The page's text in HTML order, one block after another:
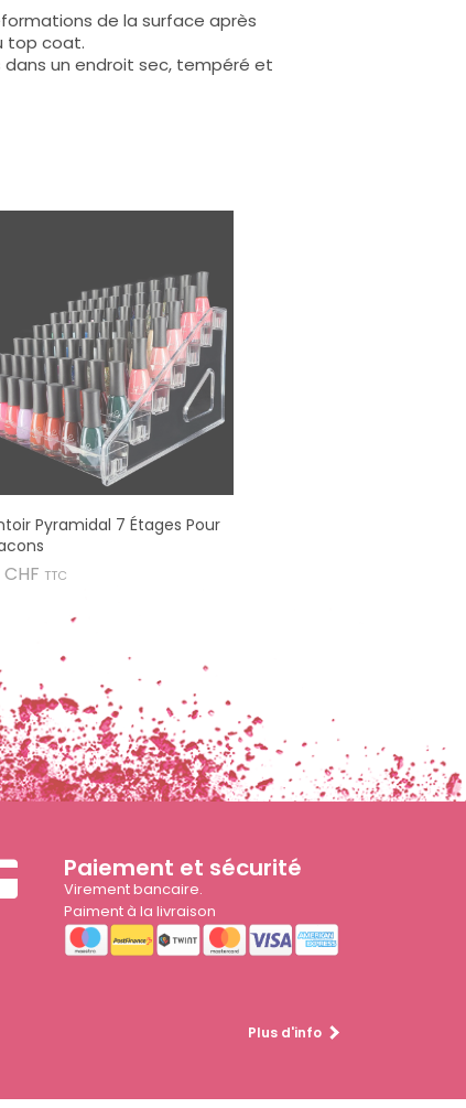
de la surface après
top coat.
un endroit sec, tempéré et
Pyramidal 7 Étages Pour
Prix
TTC
Paiement et sécurité
Virement bancaire.
Paiment à la livraison
Plus d'info